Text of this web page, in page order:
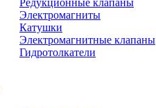
Редукционные клапаны
Электромагниты
Катушки
Электромагнитные клапаны
Гидротолкатели